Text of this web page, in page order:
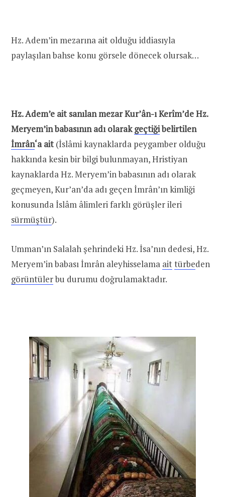
Hz. Adem’in mezarına ait olduğu iddiasıyla
paylaşılan bahse konu görsele dönecek olursak…
Hz. Adem’e ait sanılan mezar Kur’ân-ı Kerîm’de Hz.
Meryem’in babasının adı olarakgeçtiğibelirtilen
İmrân‘a ait(İslâmi kaynaklarda peygamber olduğu
hakkında kesin bir bilgi bulunmayan, Hristiyan
kaynaklarda Hz. Meryem’in babasının adı olarak
geçmeyen, Kur’an’da adı geçen İmrân’ın kimliği
konusunda İslâm âlimleri farklı görüşler ileri
sürmüştür).
Umman’ın Salalah şehrindeki Hz. İsa’nın dedesi, Hz.
Meryem’in babası İmrân aleyhisselama aittürbeden
görüntülerbu durumu doğrulamaktadır.